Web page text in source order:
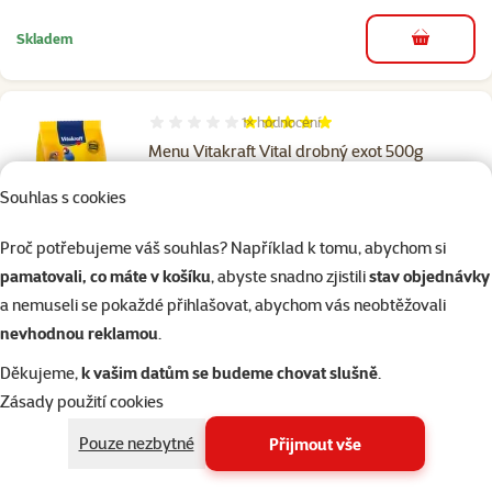
Souhlas s cookies
Proč potřebujeme váš souhlas? Například k tomu, abychom si
pamatovali, co máte v košíku, abyste snadno zjistilistav objednávky
a nemuseli se pokaždé přihlašovat, abychom vás neobtěžovali
nevhodnou reklamou.
Děkujeme,k vašim datům se budeme chovat slušně.
Zásady použití cookies
Pouze nezbytné
Přijmout vše
Skladem do košíku
Menu Vitakraft Vital drobný exot 500g
Hodnocení 100%, počet hodnocení: 1
1×hodnocení
Skladem do košíku
Hodnocení 100%, počet hodnocení: 1
hodnocení
79 Kč